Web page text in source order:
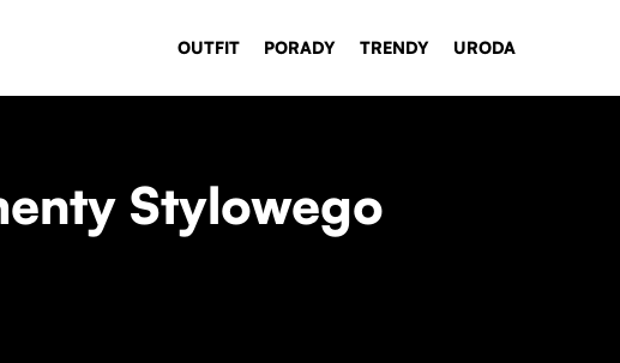
OUTFIT PORADY TRENDY URODA
Stylowego